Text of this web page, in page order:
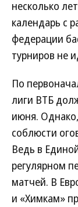
несколько
календарь с
федерации
турниров не
По
лиги ВТБ
июня.
соблюсти
Ведь в
регулярном
матчей. В
и «Химкам»